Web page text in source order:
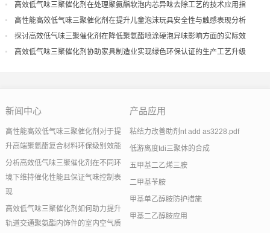
高效低气味三聚催化剂在处理聚氨酯软泡内芯异味去除工艺的技术应用指
导
高性能高效低气味三聚催化剂在提升儿童泡沫玩具安全性与触感表现分析
探讨高效低气味三聚催化剂在降低聚氨酯喷涂硬泡异味影响方面的实际效
果
高效低气味三聚催化剂协助家具制造业实现绿色环保认证的生产工艺升级
新闻中心
高性能高效低气味三聚催化剂对于提
升高端聚氨酯复合材料环保级别效能
分析高效低气味三聚催化剂在不同环
境下维持催化性能且保证气味控制表
现
高效低气味三聚催化剂如何助力提升
轨道交通聚氨酯内饰件的室内空气质
产品应用
粘结力改善助剂nt add as3228.pdf
低游离度tdi三聚体的合成
五甲基二乙烯三胺
二甲基苄胺
甲基单乙醇胺防护措施
甲基二乙醇胺应用